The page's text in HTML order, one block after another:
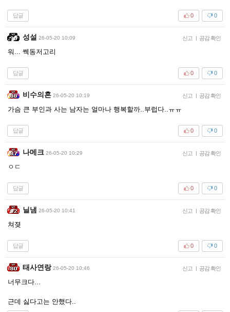
답글 0
0
성설 26-05-20 10:09 신고 | 공감 확인
워... 쎅동저고리
답글 0
0
비수의혼 26-05-20 10:19 신고 | 공감 확인
가슴 큰 부인과 사는 남자는 얼마나 행복할까..부럽다..ㅠㅠ
답글 0
0
나메크 26-05-20 10:29 신고 | 공감 확인
ㅇㄷ
답글 0
0
닐냄 26-05-20 10:41 신고 | 공감 확인
쳐졎
답글 0
0
태사연랑 26-05-20 10:46 신고 | 공감 확인
너무크다...
근데 싫다고는 안했다..